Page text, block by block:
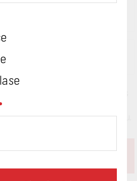
un jaunumu saņemšanai e-
ar LVRTC privātuma politiku.